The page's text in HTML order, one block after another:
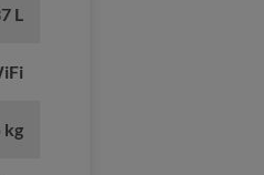
L
kg